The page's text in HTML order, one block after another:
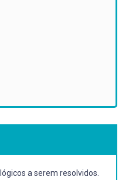
a serem resolvidos.